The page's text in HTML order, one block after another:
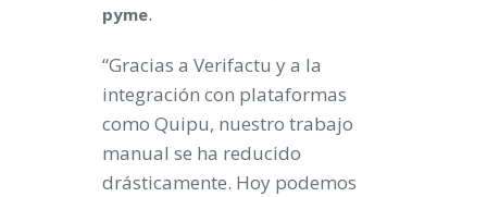
pyme.
“Gracias a Verifactu y a la
integración con plataformas
como Quipu, nuestro trabajo
manual se ha reducido
drásticamente. Hoy podemos